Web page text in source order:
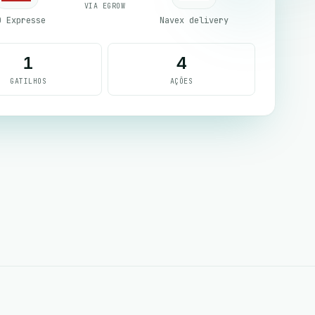
Expresse
VIA EGROW
Navex delivery
1
GATILHOS
4
AÇÕES